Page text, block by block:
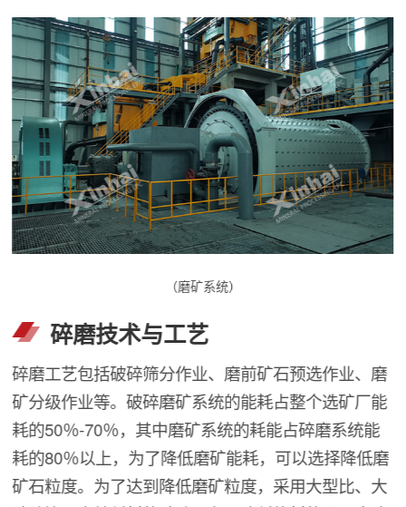
（磨矿系统）
碎磨技术与工艺
碎磨工艺包括破碎筛分作业、磨前矿石预选作业、磨
矿分级作业等。破碎磨矿系统的能耗占整个选矿厂能
耗的50％-70％，其中磨矿系统的耗能占碎磨系统能
耗的80％以上，为了降低磨矿能耗，可以选择降低磨
矿石粒度。为了达到降低磨矿粒度，采用大型比、大